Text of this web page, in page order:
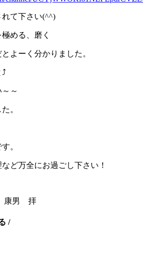
て下さい(^^)
める、磨く
よーく分かりました。
～
。
。
ど万全にお過ごし下さい！
拝
/